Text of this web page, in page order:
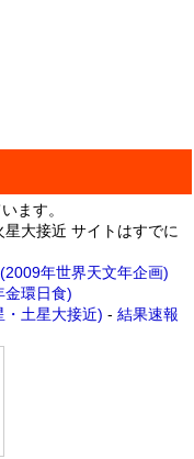
ます。
大接近 サイトはすでに
年世界天文年企画)
金環日食)
土星大接近) - 結果速報